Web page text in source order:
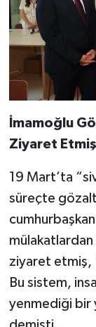
İmamoğlu
Ziyaret
19 Mart’ta
süreçte
ziyaret etmiş,
Bu sistem,
yenmediği bir